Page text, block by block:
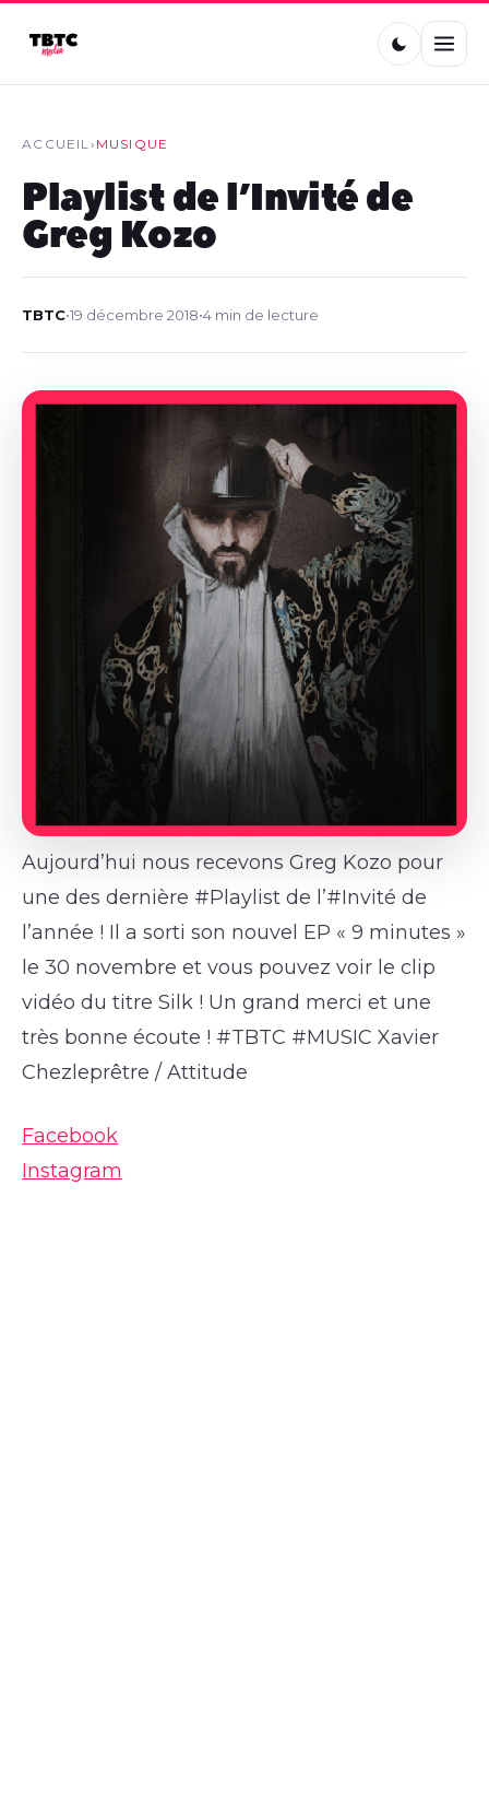
ACCUEIL› MUSIQUE
Playlist de l’Invité de
Greg Kozo
TBTC•19 décembre 2018•4 min de lecture
Aujourd’hui nous recevons Greg Kozo pour
une des dernière #Playlist de l’#Invité de
l’année ! Il a sorti son nouvel EP « 9 minutes »
le 30 novembre et vous pouvez voir le clip
vidéo du titre Silk ! Un grand merci et une
très bonne écoute ! #TBTC #MUSIC Xavier
Chezleprêtre / Attitude
Facebook
Instagram